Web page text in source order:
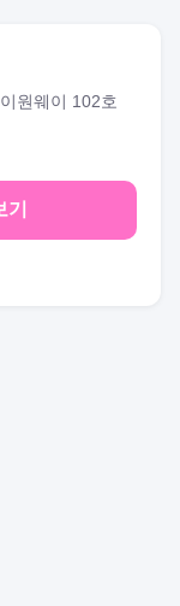
원웨이 102호